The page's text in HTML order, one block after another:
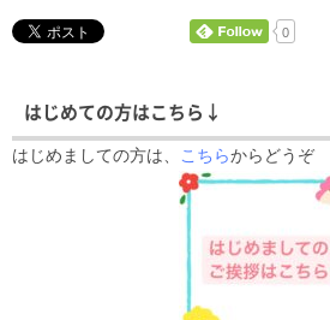
0
はじめての方はこちら↓
はじめましての方は、 こちらからどうぞ